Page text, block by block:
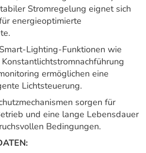
Stromregelung eignet sich
energieoptimierte
Lighting-Funktionen wie
ermöglichen eine
Lichtsteuerung.
sorgen für
und eine lange Lebensdauer
Bedingungen.